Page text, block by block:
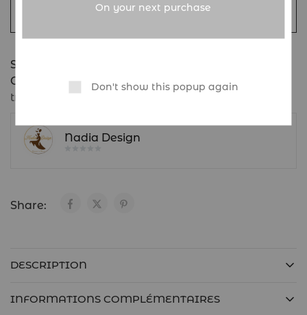
Compare
SKU:
Categories:
Femme Robes
traditionnelles
Nadia Design
Share:
DESCRIPTION
INFORMATIONS COMPLÉMENTAIRES
On your next purchase
Don't show this popup again